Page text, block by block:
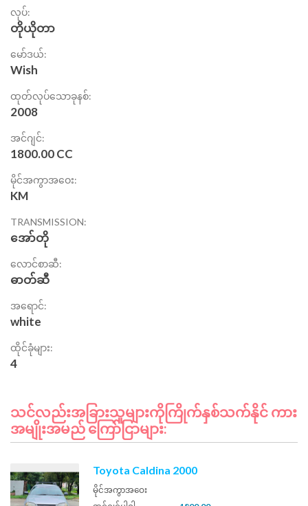
လုပ်:
တိုယိုတာ
မော်ဒယ်:
Wish
ထုတ်လုပ်သောခုနစ်:
2008
အင်ဂျင်:
1800.00 CC
မိုင်အကွာအဝေး:
KM
TRANSMISSION:
အော်တို
လောင်စာဆီ:
ဓာတ်ဆီ
အရောင်:
white
ထိုင်ခုံများ:
4
သင်လည်းအခြားသူများကိုကြိုက်နှစ်သက်နိုင် ကား
အမျိုးအမည် ကြော်ငြာများ:
Toyota Caldina 2000
မိုင်အကွာအဝေး